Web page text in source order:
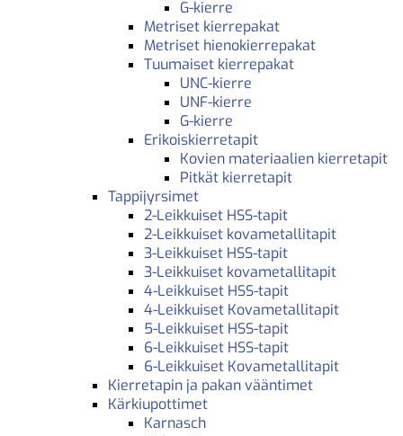
G-kierre
Metriset kierrepakat
Metriset hienokierrepakat
Tuumaiset kierrepakat
UNC-kierre
UNF-kierre
G-kierre
Erikoiskierretapit
Kovien materiaalien kierretapit
Pitkät kierretapit
Tappijyrsimet
2-Leikkuiset HSS-tapit
2-Leikkuiset kovametallitapit
3-Leikkuiset HSS-tapit
3-Leikkuiset kovametallitapit
4-Leikkuiset HSS-tapit
4-Leikkuiset Kovametallitapit
5-Leikkuiset HSS-tapit
6-Leikkuiset HSS-tapit
6-Leikkuiset Kovametallitapit
Kierretapin ja pakan vääntimet
Kärkiupottimet
Karnasch